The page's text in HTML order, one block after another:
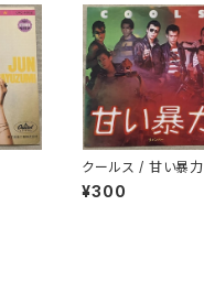
クールス / 甘い暴力
¥300